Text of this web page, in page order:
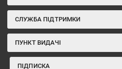
СЛУЖБА ПІДТРИМКИ
ПУНКТ ВИДАЧІ
ПІДПИСКА